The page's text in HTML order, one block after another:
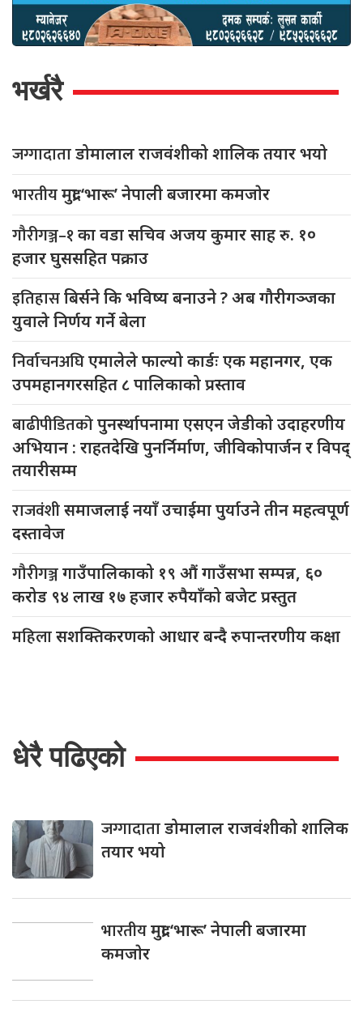
भर्खरै
जग्गादाताडोमालाल राजवंशीको शालिक तयार भयो
भारतीयमुद्रा ‘भारू’ नेपाली बजारमा कमजाेर
गौरीगञ्ज–१का वडा सचिव अजय कुमार साह रु. १०
हजार घुससहित पक्राउ
इतिहासबिर्सने कि भविष्य बनाउने ? अब गौरीगञ्जका
युवाले निर्णय गर्ने बेला
निर्वाचनअघिएमालेले फाल्यो कार्डः एक महानगर, एक
उपमहानगरसहित ८ पालिकाको प्रस्ताव
बाढीपीडितकोपुनर्स्थापनामा एसएन जेडीको उदाहरणीय
अभियान : राहतदेखि पुनर्निर्माण, जीविकोपार्जन र विपद्
तयारीसम्म
राजवंशीसमाजलाई नयाँ उचाईमा पुर्याउने तीन महत्वपूर्ण
दस्तावेज
गौरीगञ्जगाउँपालिकाको १९ औं गाउँसभा सम्पन्न, ६०
करोड ९४ लाख १७ हजार रुपैयाँको बजेट प्रस्तुत
महिलासशक्तिकरणको आधार बन्दै रुपान्तरणीय कक्षा
धेरै पढिएको
जग्गादाताडोमालाल राजवंशीको शालिक
तयार भयो
भारतीयमुद्रा ‘भारू’ नेपाली बजारमा
कमजाेर